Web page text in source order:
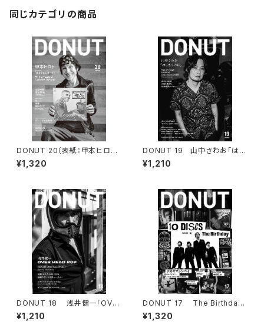
同じカテゴリの商品
DONUT 20（表紙：甲本ヒロト）
ポストカード付
¥1,320
DONUT 19 山中さわお「はじ
まりの日」
¥1,210
DONUT 18 浅井健一「OVE
R HEAD POP」／ 池袋交差点2
4時「FINAL」
¥1,210
DONUT 17 The Birthday
「10 DISCS」
¥1,320